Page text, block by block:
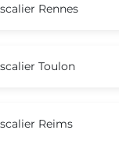
Rennes
Toulon
Reims